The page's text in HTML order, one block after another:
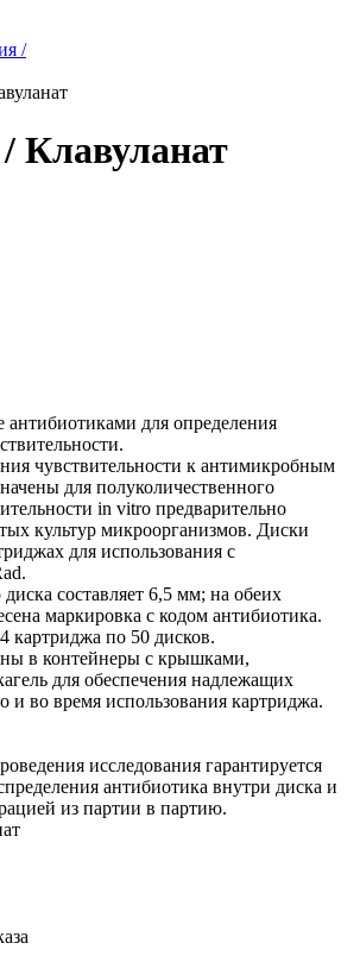
/
Клавуланат
для определения
чувствительности к антимикробным
для полуколичественного
in vitro предварительно
культур микроорганизмов. Диски
для использования с
составляет 6,5 мм; на обеих
маркировка с кодом антибиотика.
картриджа по 50 дисков.
в контейнеры с крышками,
для обеспечения надлежащих
и во время использования картриджа.
исследования гарантируется
антибиотика внутри диска и
из партии в партию.